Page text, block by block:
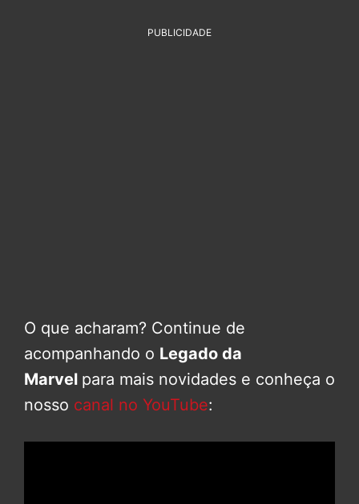
PUBLICIDADE
O que acharam? Continue de
acompanhando o Legado da
Marvel para mais novidades e conheça o
nosso canal no YouTube: